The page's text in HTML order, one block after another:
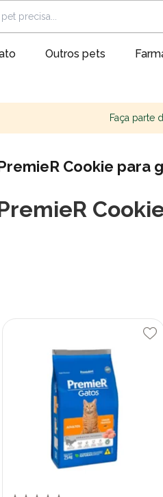
Outros pets
Faça parte
Cookie para